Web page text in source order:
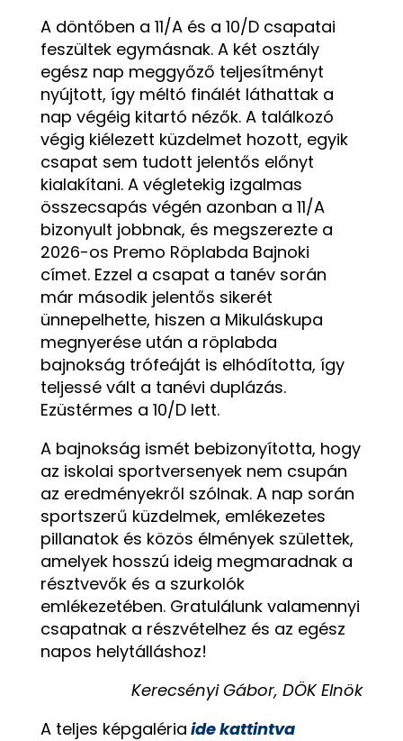
A döntőben a 11/A és a 10/D csapatai
feszültek egymásnak. A két osztály
egész nap meggyőző teljesítményt
nyújtott, így méltó finálét láthattak a
nap végéig kitartó nézők. A találkozó
végig kiélezett küzdelmet hozott, egyik
csapat sem tudott jelentős előnyt
kialakítani. A végletekig izgalmas
összecsapás végén azonban a 11/A
bizonyult jobbnak, és megszerezte a
2026-os Premo Röplabda Bajnoki
címet. Ezzel a csapat a tanév során
már második jelentős sikerét
ünnepelhette, hiszen a Mikuláskupa
megnyerése után a röplabda
bajnokság trófeáját is elhódította, így
teljessé vált a tanévi duplázás.
Ezüstérmes a 10/D lett.
A bajnokság ismét bebizonyította, hogy
az iskolai sportversenyek nem csupán
az eredményekről szólnak. A nap során
sportszerű küzdelmek, emlékezetes
pillanatok és közös élmények születtek,
amelyek hosszú ideig megmaradnak a
résztvevők és a szurkolók
emlékezetében. Gratulálunk valamennyi
csapatnak a részvételhez és az egész
napos helytálláshoz!
Kerecsényi Gábor, DÖK Elnök
A teljes képgaléria ide kattintva